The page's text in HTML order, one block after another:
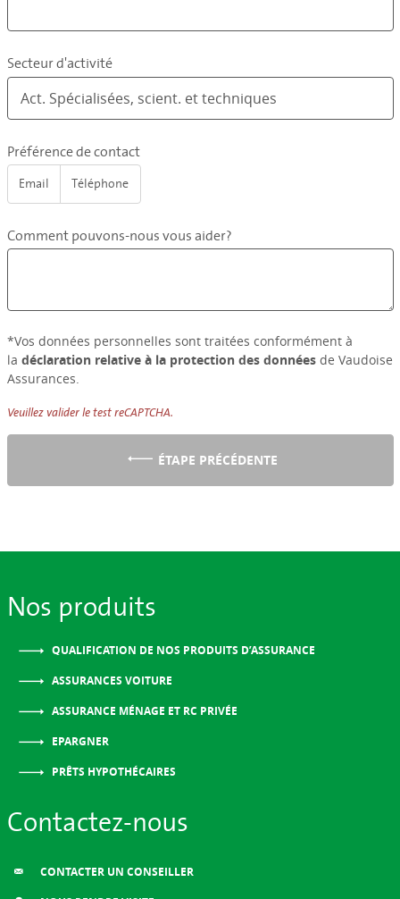
Secteur d'activité
Préférence de contact
Email Téléphone
Comment pouvons-nous vous aider?
*Vos données personnelles sont traitées conformément à
la déclaration relative à la protection des donnéesde Vaudoise
Assurances.
Veuillez valider le test reCAPTCHA.
ÉTAPE PRÉCÉDENTE
Nos produits
QUALIFICATION DE NOS PRODUITS D’ASSURANCE
ASSURANCES VOITURE
ASSURANCE MÉNAGE ET RC PRIVÉE
EPARGNER
PRÊTS HYPOTHÉCAIRES
Contactez-nous
CONTACTER UN CONSEILLER